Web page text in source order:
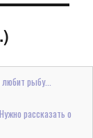
любит рыбу...
рассказать о